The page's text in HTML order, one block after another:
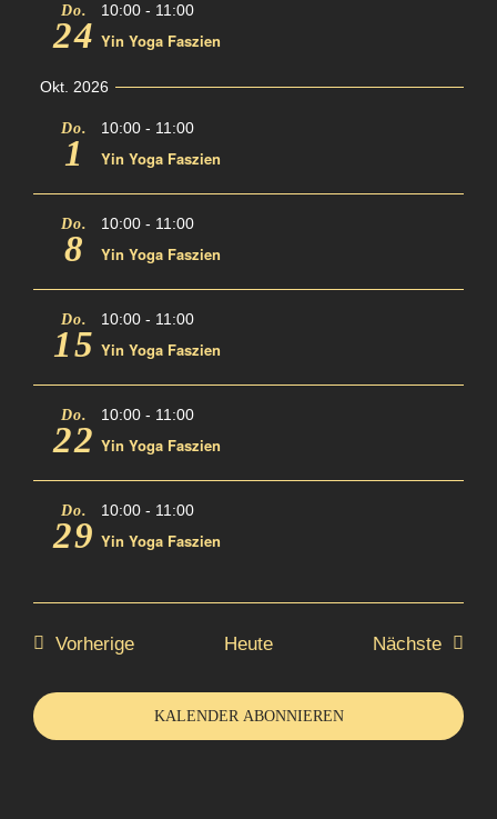
Do.
24
10:00 - 11:00
Yin Yoga Faszien
Okt. 2026
Do.
1
10:00 - 11:00
Yin Yoga Faszien
Do.
8
10:00 - 11:00
Yin Yoga Faszien
Do.
15
10:00 - 11:00
Yin Yoga Faszien
Do.
22
10:00 - 11:00
Yin Yoga Faszien
Do.
29
10:00 - 11:00
Yin Yoga Faszien
VorherigeVeranstaltungen
Heute Nächste
KALENDER ABONNIEREN